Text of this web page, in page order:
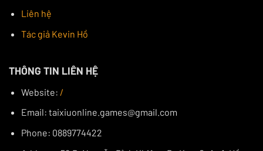
Liên hệ
Tác giả Kevin Hồ
THÔNG TIN LIÊN HỆ
Website: /
Email: taixiuonline.games@gmail.com
Phone: 0889774422